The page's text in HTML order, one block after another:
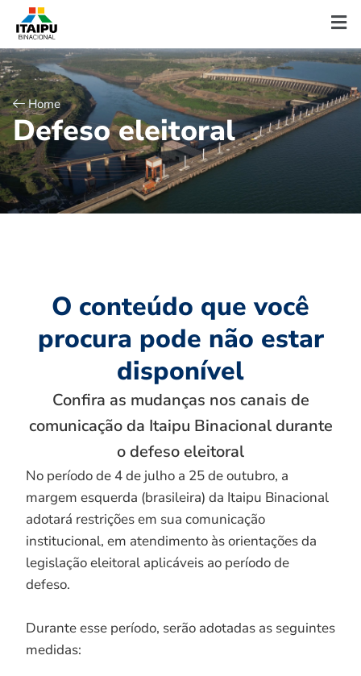
Home
Defeso eleitoral
O conteúdo que você
procura pode não estar
disponível
Confira as mudanças nos canais de
comunicação da Itaipu Binacional durante
o defeso eleitoral
No período de 4 de julho a 25 de outubro, a
margem esquerda (brasileira) da Itaipu Binacional
adotará restrições em sua comunicação
institucional, em atendimento às orientações da
legislação eleitoral aplicáveis ao período de
defeso.
Durante esse período, serão adotadas as seguintes
medidas: